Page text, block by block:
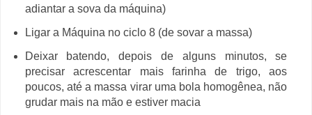
adiantar a sova da máquina)
Ligar a Máquina no ciclo 8 (de sovar a massa)
Deixar batendo, depois de alguns minutos, se
precisar acrescentar mais farinha de trigo, aos
poucos, até a massa virar uma bola homogênea, não
grudar mais na mão e estiver macia